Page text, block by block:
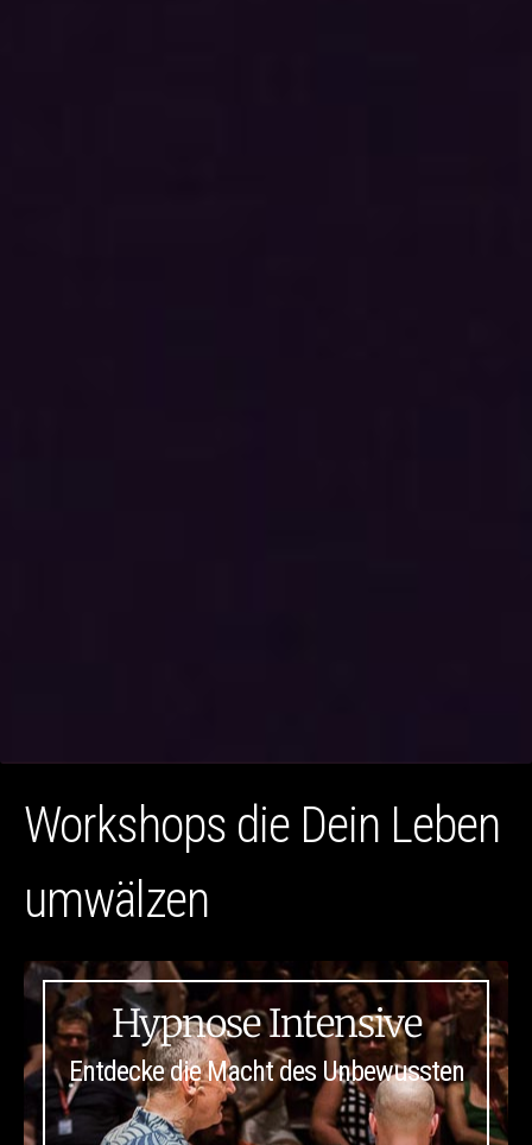
Workshops die Dein Leben
umwälzen
Hypnose Intensive
Entdecke die Macht des Unbewussten